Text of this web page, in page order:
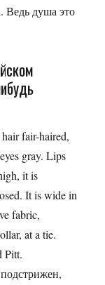
Ведь душа это
fair-haired,
gray. Lips
it is
It is wide in
fabric,
at a tie.
Pitt.